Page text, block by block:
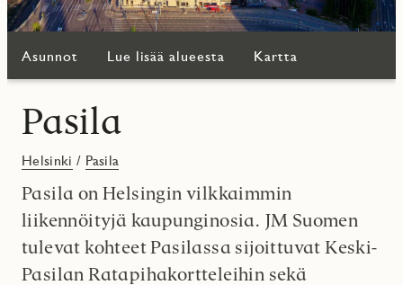
Asunnot Lue lisää alueesta Kartta
Pasila
Helsinki / Pasila
Pasila on Helsingin vilkkaimmin
liikennöityjä kaupunginosia. JM Suomen
tulevat kohteet Pasilassa sijoittuvat Keski-
Pasilan Ratapihakortteleihin sekä